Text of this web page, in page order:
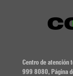
Centro de
999 8080, Página